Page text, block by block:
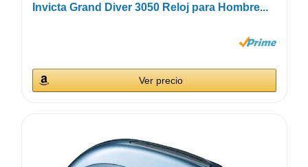
Invicta Grand Diver 3050 Reloj para Hombre...
Ver precio